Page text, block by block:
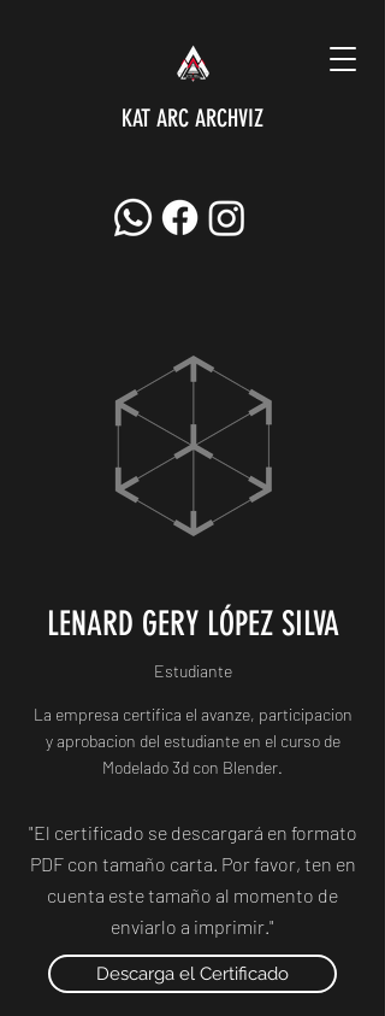
KAT ARC ARCHVIZ
LENARD GERY LÓPEZ SILVA
Estudiante
La empresa certifica el avanze, participacion
y aprobacion del estudiante en el curso de
Modelado 3d con Blender.
"El certificado se descargará en formato
PDF con tamaño carta. Por favor, ten en
cuenta este tamaño al momento de
enviarlo a imprimir."
Descarga el Certificado